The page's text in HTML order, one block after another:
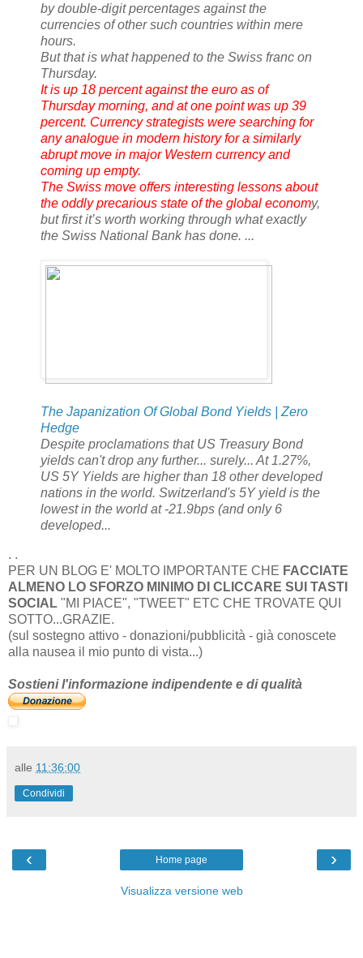
by double-digit percentages against the
currencies of other such countries within mere
hours.
But that is what happened to the Swiss franc on
Thursday.
It is up 18 percent against the euro as of
Thursday morning, and at one point was up 39
percent. Currency strategists were searching for
any analogue in modern history for a similarly
abrupt move in major Western currency and
coming up empty.
The Swiss move offers interesting lessons about
the oddly precarious state of the global economy,
but first it’s worth working through what exactly
the Swiss National Bank has done. ...
The Japanization Of Global Bond Yields | Zero
Hedge
Despite proclamations that US Treasury Bond
yields can't drop any further... surely... At 1.27%,
US 5Y Yields are higher than 18 other developed
nations in the world. Switzerland's 5Y yield is the
lowest in the world at -21.9bps (and only 6
developed...
. .
PER UN BLOG E' MOLTO IMPORTANTE CHE FACCIATE
ALMENO LO SFORZO MINIMO DI CLICCARE SUI TASTI
SOCIAL "MI PIACE", "TWEET" ETC CHE TROVATE QUI
SOTTO...GRAZIE.
(sul sostegno attivo - donazioni/pubblicità - già conoscete
alla nausea il mio punto di vista...)
Sostieni l'informazione indipendente e di qualità
alle 11:36:00
Condividi
‹ ›
Home page
Visualizza versione web